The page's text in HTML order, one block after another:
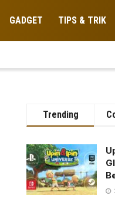
GADGET TIPS & TRIK
Trending